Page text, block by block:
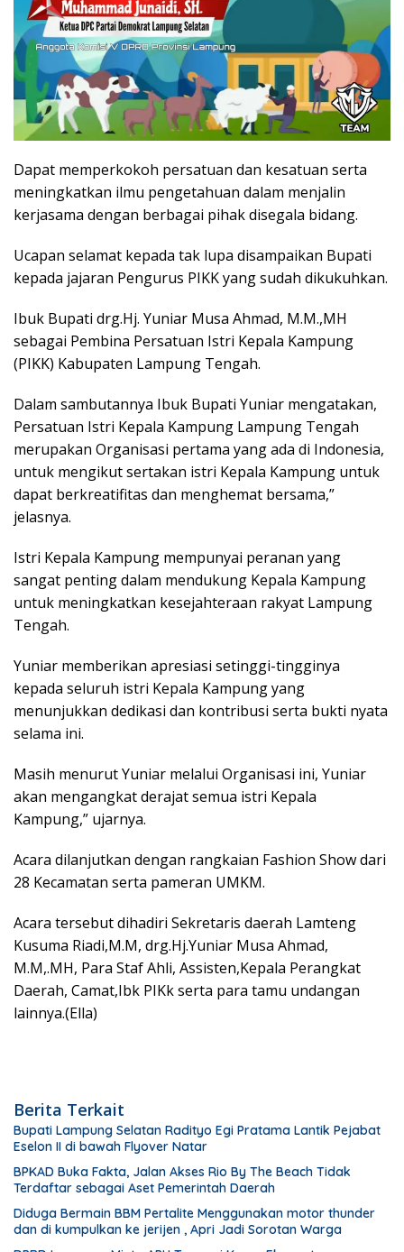
Dapat memperkokoh persatuan dan kesatuan serta
meningkatkan ilmu pengetahuan dalam menjalin
kerjasama dengan berbagai pihak disegala bidang.
Ucapan selamat kepada tak lupa disampaikan Bupati
kepada jajaran Pengurus PIKK yang sudah dikukuhkan.
Ibuk Bupati drg.Hj. Yuniar Musa Ahmad, M.M.,MH
sebagai Pembina Persatuan Istri Kepala Kampung
(PIKK) Kabupaten Lampung Tengah.
Dalam sambutannya Ibuk Bupati Yuniar mengatakan,
Persatuan Istri Kepala Kampung Lampung Tengah
merupakan Organisasi pertama yang ada di Indonesia,
untuk mengikut sertakan istri Kepala Kampung untuk
dapat berkreatifitas dan menghemat bersama,”
jelasnya.
Istri Kepala Kampung mempunyai peranan yang
sangat penting dalam mendukung Kepala Kampung
untuk meningkatkan kesejahteraan rakyat Lampung
Tengah.
Yuniar memberikan apresiasi setinggi-tingginya
kepada seluruh istri Kepala Kampung yang
menunjukkan dedikasi dan kontribusi serta bukti nyata
selama ini.
Masih menurut Yuniar melalui Organisasi ini, Yuniar
akan mengangkat derajat semua istri Kepala
Kampung,” ujarnya.
Acara dilanjutkan dengan rangkaian Fashion Show dari
28 Kecamatan serta pameran UMKM.
Acara tersebut dihadiri Sekretaris daerah Lamteng
Kusuma Riadi,M.M, drg.Hj.Yuniar Musa Ahmad,
M.M,.MH, Para Staf Ahli, Assisten,Kepala Perangkat
Daerah, Camat,Ibk PIKk serta para tamu undangan
lainnya.(Ella)
Berita Terkait
Bupati Lampung Selatan Radityo Egi Pratama Lantik Pejabat
Eselon II di bawah Flyover Natar
BPKAD Buka Fakta, Jalan Akses Rio By The Beach Tidak
Terdaftar sebagai Aset Pemerintah Daerah
Diduga Bermain BBM Pertalite Menggunakan motor thunder
dan di kumpulkan ke jerijen , Apri Jadi Sorotan Warga